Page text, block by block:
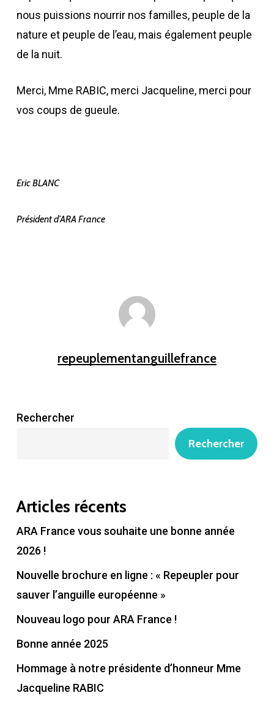
nous puissions nourrir nos familles, peuple de la
nature et peuple de l’eau, mais également peuple
de la nuit.
Merci, Mme RABIC, merci Jacqueline, merci pour
vos coups de gueule.
Eric BLANC
Président d’ARA France
repeuplementanguillefrance
Rechercher
Rechercher
Articles récents
ARA France vous souhaite une bonne année
2026 !
Nouvelle brochure en ligne : « Repeupler pour
sauver l’anguille européenne »
Nouveau logo pour ARA France !
Bonne année 2025
Hommage à notre présidente d’honneur Mme
Jacqueline RABIC